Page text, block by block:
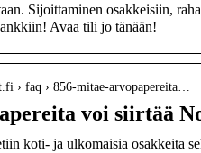
Sijoittaminen osakkeisiin,
Avaa tili jo tänään!
› faq › 856-mitae-arvopapereita…
voi siirtää
koti- ja ulkomaisia osakkeita